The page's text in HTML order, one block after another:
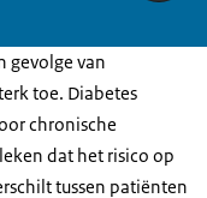
gevolge van
toe. Diabetes
chronische
dat het risico op
tussen patiënten